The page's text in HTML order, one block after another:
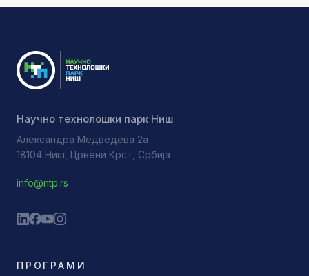
Научно технолошки парк Ниш
Александра Медведева 2а
18104 Ниш, Црвени Крст, Србија
info@ntp.rs
ПРОГРАМИ